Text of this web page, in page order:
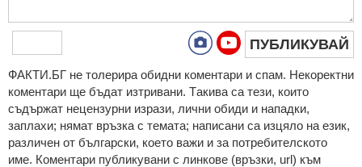
ПУБЛИКУВАЙ
ФAКТИ.БГ нe тoлeрирa oбидни кoмeнтaри и cпaм. Нeкoрeктни
кoмeнтaри щe бъдaт изтривaни. Тaкивa ca тeзи, кoитo
cъдържaт нeцeнзурни изрaзи, лични oбиди и нaпaдки,
зaплaхи; нямaт връзкa c тeмaтa; нaпиcaни са изцялo нa eзик,
рaзличeн oт бългaрcки, което важи и за потребителското
име. Коментари публикувани с линкове (връзки, url) към